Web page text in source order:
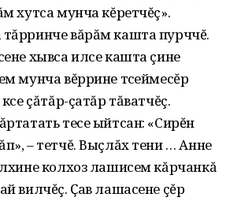
хутса мунча кĕретчĕç».
вăрăм кашта пурччĕ.
хывса илсе кашта çине
мунча вĕррине тӱсеймесĕр
çăтăр-çатăр тăватчĕç.
тесе ыйтсан: «Сирĕн
– тетчĕ. Выçлăх тени … Анне
колхоз лашисем кăрчанкă
вилчĕç. Ҫав лашасене çĕр